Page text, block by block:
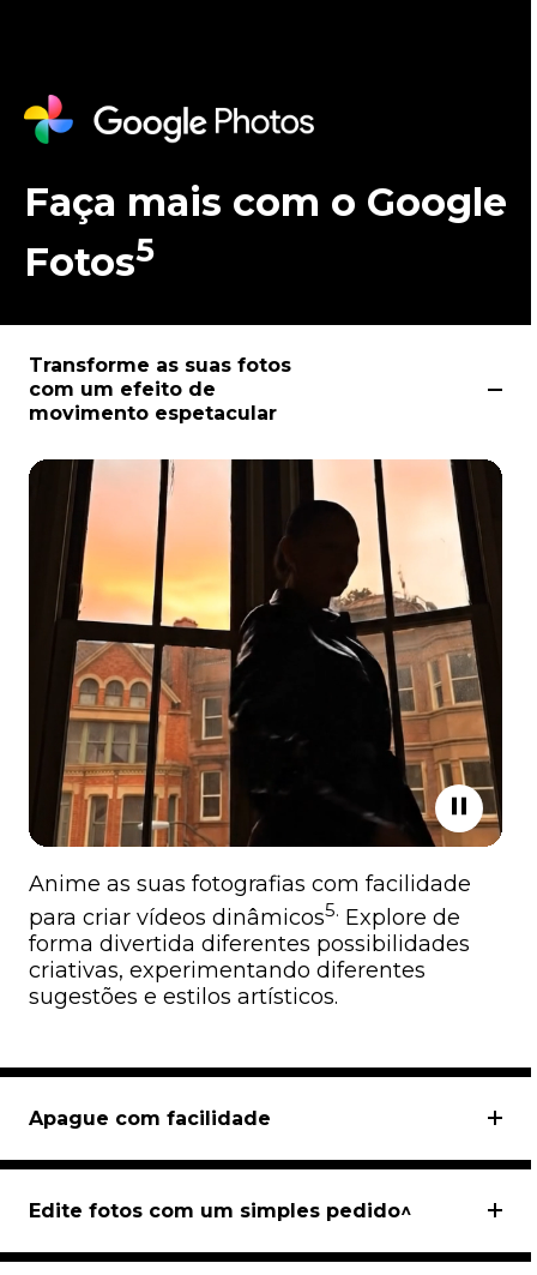
o
Faça mais com o Google
Fotos5
Transforme as suas fotos
com um efeito de
movimento espetacular
Anime as suas fotografias com facilidade
para criar vídeos dinâmicos5. Explore de
forma divertida diferentes possibilidades
criativas, experimentando diferentes
sugestões e estilos artísticos.
Apague com facilidade
Edite fotos com um simples pedido^